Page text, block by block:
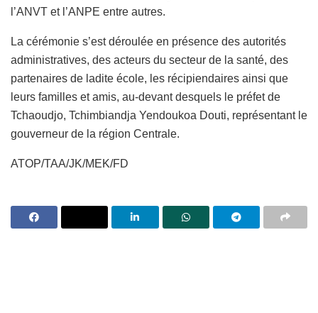
l’ANVT et l’ANPE entre autres.
La cérémonie s’est déroulée en présence des autorités
administratives, des acteurs du secteur de la santé, des
partenaires de ladite école, les récipiendaires ainsi que
leurs familles et amis, au-devant desquels le préfet de
Tchaoudjo, Tchimbiandja Yendoukoa Douti, représentant le
gouverneur de la région Centrale.
ATOP/TAA/JK/MEK/FD